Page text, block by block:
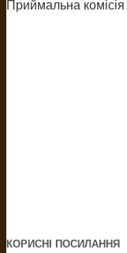
Приймальна комісія
КОРИСНІ ПОСИЛАННЯ